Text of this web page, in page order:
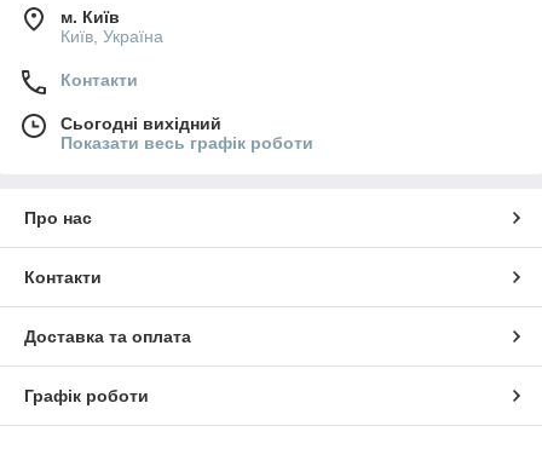
м. Київ
Київ, Україна
Контакти
Сьогодні вихідний
Показати весь графік роботи
Про нас
Контакти
Доставка та оплата
Графік роботи